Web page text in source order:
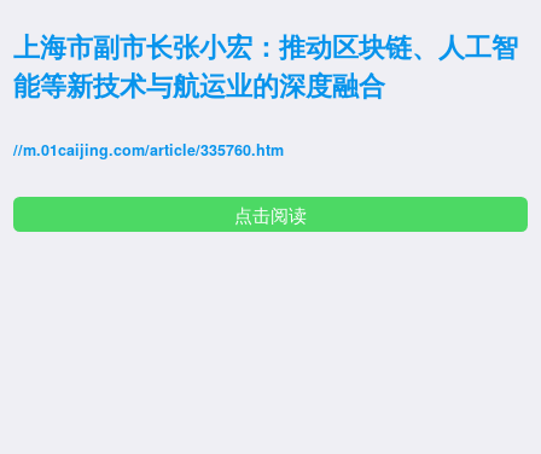
上海市副市长张小宏：推动区块链、人工智
能等新技术与航运业的深度融合
//m.01caijing.com/article/335760.htm
点击阅读